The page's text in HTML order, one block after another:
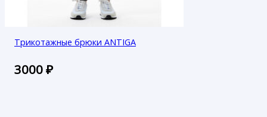
Трикотажные брюки ANTIGA
3000₽